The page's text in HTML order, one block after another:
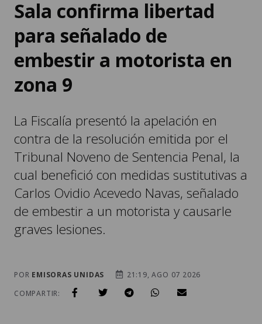
Sala confirma libertad
para señalado de
embestir a motorista en
zona 9
La Fiscalía presentó la apelación en
contra de la resolución emitida por el
Tribunal Noveno de Sentencia Penal, la
cual benefició con medidas sustitutivas a
Carlos Ovidio Acevedo Navas, señalado
de embestir a un motorista y causarle
graves lesiones.
POR EMISORAS UNIDAS
21:19, AGO 07 2026
COMPARTIR: